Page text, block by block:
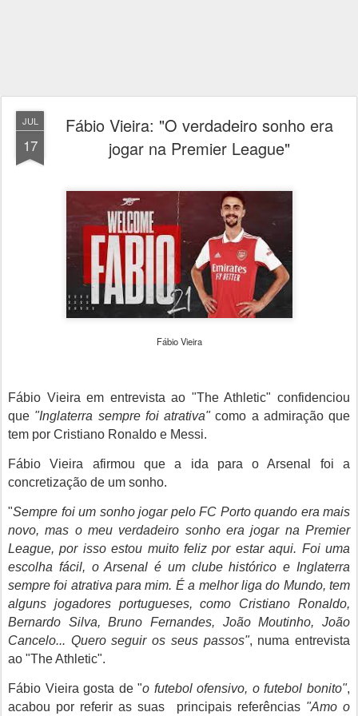
JUL
17
Fábio Vieira: "O verdadeiro sonho era
jogar na Premier League"
Fábio Vieira
Fábio Vieira em entrevista ao "The Athletic" confidenciou
que "Inglaterra sempre foi atrativa"como a admiração que
tem por Cristiano Ronaldo e Messi.
Fábio Vieira afirmou que a ida para o Arsenal foi a
concretização de um sonho.
"Sempre foi um sonho jogar pelo FC Porto quando era mais
novo, mas o meu verdadeiro sonho era jogar na Premier
League, por isso estou muito feliz por estar aqui. Foi uma
escolha fácil, o Arsenal é um clube histórico e Inglaterra
sempre foi atrativa para mim. É a melhor liga do Mundo, tem
alguns jogadores portugueses, como Cristiano Ronaldo,
Bernardo Silva, Bruno Fernandes, João Moutinho, João
Cancelo... Quero seguir os seus passos", numa entrevista
ao "The Athletic".
Fábio Vieira gosta de "o futebol ofensivo, o futebol bonito",
acabou por referir as suas principais referências "Amo o